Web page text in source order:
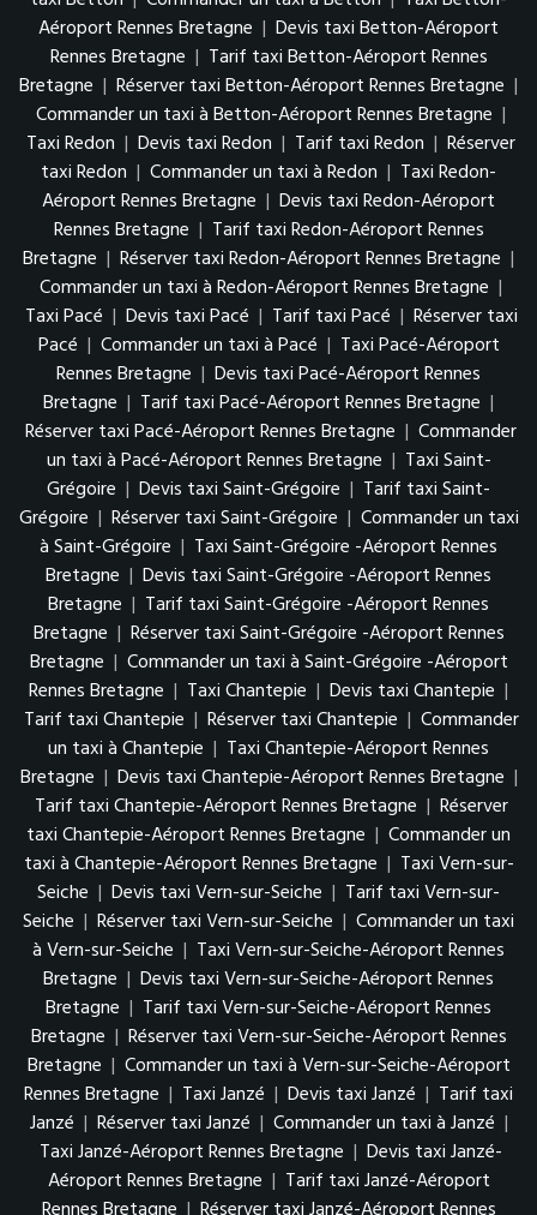
Aéroport Rennes Bretagne | Devis taxi Betton-Aéroport
Rennes Bretagne | Tarif taxi Betton-Aéroport Rennes
Bretagne | Réserver taxi Betton-Aéroport Rennes Bretagne |
Commander un taxi à Betton-Aéroport Rennes Bretagne |
Taxi Redon | Devis taxi Redon | Tarif taxi Redon | Réserver
taxi Redon | Commander un taxi à Redon | Taxi Redon-
Aéroport Rennes Bretagne | Devis taxi Redon-Aéroport
Rennes Bretagne | Tarif taxi Redon-Aéroport Rennes
Bretagne | Réserver taxi Redon-Aéroport Rennes Bretagne |
Commander un taxi à Redon-Aéroport Rennes Bretagne |
Taxi Pacé | Devis taxi Pacé | Tarif taxi Pacé | Réserver taxi
Pacé | Commander un taxi à Pacé | Taxi Pacé-Aéroport
Rennes Bretagne | Devis taxi Pacé-Aéroport Rennes
Bretagne | Tarif taxi Pacé-Aéroport Rennes Bretagne |
Réserver taxi Pacé-Aéroport Rennes Bretagne | Commander
un taxi à Pacé-Aéroport Rennes Bretagne | Taxi Saint-
Grégoire | Devis taxi Saint-Grégoire | Tarif taxi Saint-
Grégoire | Réserver taxi Saint-Grégoire | Commander un taxi
à Saint-Grégoire | Taxi Saint-Grégoire -Aéroport Rennes
Bretagne | Devis taxi Saint-Grégoire -Aéroport Rennes
Bretagne | Tarif taxi Saint-Grégoire -Aéroport Rennes
Bretagne | Réserver taxi Saint-Grégoire -Aéroport Rennes
Bretagne | Commander un taxi à Saint-Grégoire -Aéroport
Rennes Bretagne | Taxi Chantepie | Devis taxi Chantepie |
Tarif taxi Chantepie | Réserver taxi Chantepie | Commander
un taxi à Chantepie | Taxi Chantepie-Aéroport Rennes
Bretagne | Devis taxi Chantepie-Aéroport Rennes Bretagne |
Tarif taxi Chantepie-Aéroport Rennes Bretagne | Réserver
taxi Chantepie-Aéroport Rennes Bretagne | Commander un
taxi à Chantepie-Aéroport Rennes Bretagne | Taxi Vern-sur-
Seiche | Devis taxi Vern-sur-Seiche | Tarif taxi Vern-sur-
Seiche | Réserver taxi Vern-sur-Seiche | Commander un taxi
à Vern-sur-Seiche | Taxi Vern-sur-Seiche-Aéroport Rennes
Bretagne | Devis taxi Vern-sur-Seiche-Aéroport Rennes
Bretagne | Tarif taxi Vern-sur-Seiche-Aéroport Rennes
Bretagne | Réserver taxi Vern-sur-Seiche-Aéroport Rennes
Bretagne | Commander un taxi à Vern-sur-Seiche-Aéroport
Rennes Bretagne | Taxi Janzé | Devis taxi Janzé | Tarif taxi
Janzé | Réserver taxi Janzé | Commander un taxi à Janzé |
Taxi Janzé-Aéroport Rennes Bretagne | Devis taxi Janzé-
Aéroport Rennes Bretagne | Tarif taxi Janzé-Aéroport